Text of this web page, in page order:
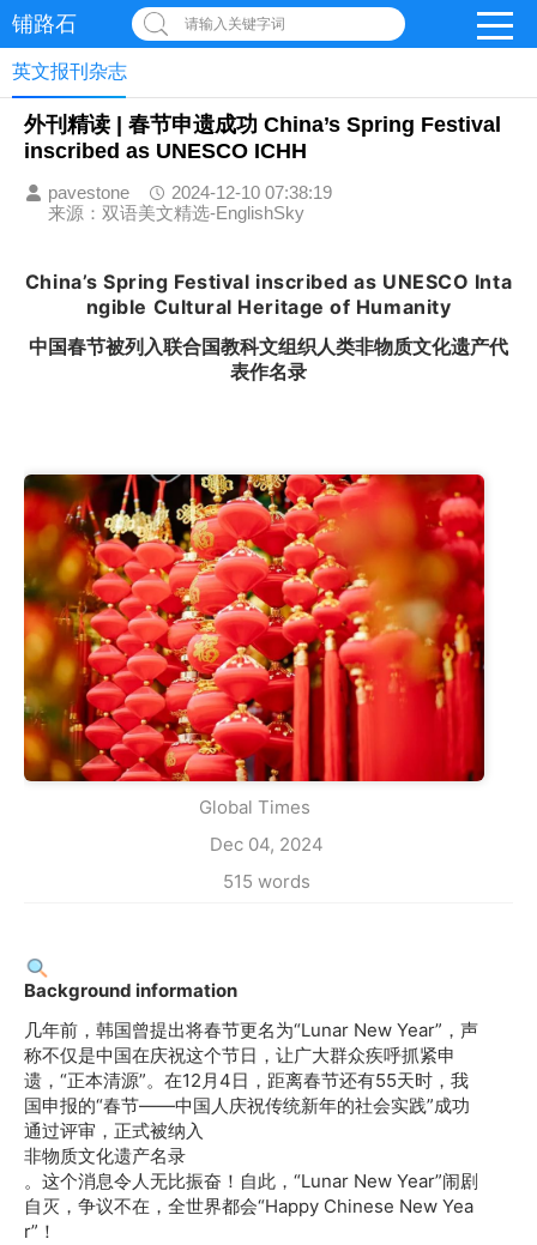
铺路石 请输入关键字词
英文报刊杂志
外刊精读 | 春节申遗成功 China’s Spring Festival
inscribed as UNESCO ICHH
pavestone
2024-12-10 07:38:19
来源：双语美文精选-EnglishSky
China’s Spring Festival inscribed as UNESCO Inta
ngible Cultural Heritage of Humanity
中国春节被列入联合国教科文组织人类非物质文化遗产代
表作名录
Global Times
Dec 04, 2024
515 words
Background information
几年前，韩国曾提出将春节更名为“Lunar New Year”，声
称不仅是中国在庆祝这个节日，让广大群众疾呼抓紧申
遗，“正本清源”。在12月4日，距离春节还有55天时，我
国申报的“春节——中国人庆祝传统新年的社会实践”成功
通过评审，正式被纳入
非物质文化遗产名录
。这个消息令人无比振奋！自此，“Lunar New Year”闹剧
自灭，争议不在，全世界都会“Happy Chinese New Yea
r”！